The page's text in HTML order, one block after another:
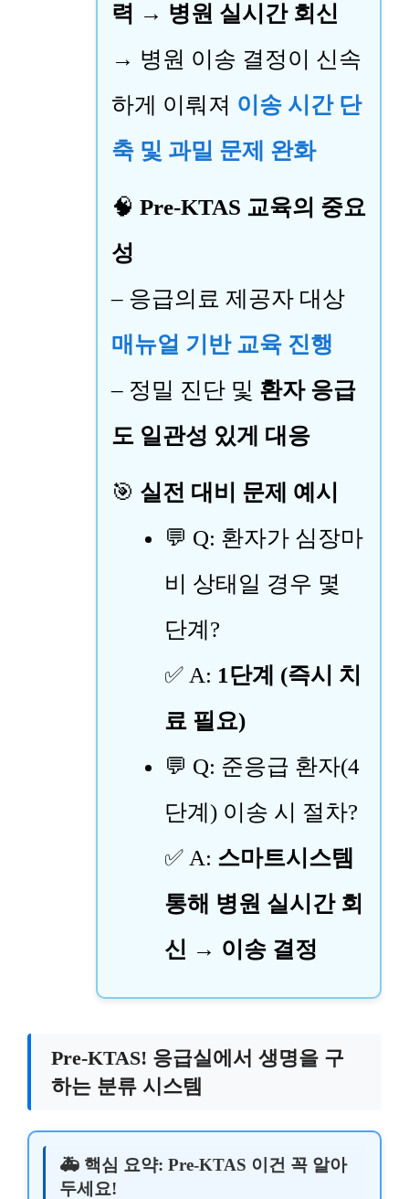
력 → 병원 실시간 회신
→ 병원 이송 결정이 신속
하게 이뤄져 이송 시간 단
축 및 과밀 문제 완화
🧠 Pre-KTAS 교육의 중요
성
– 응급의료 제공자 대상
매뉴얼 기반 교육 진행
– 정밀 진단 및 환자 응급
도 일관성 있게 대응
🎯 실전 대비 문제 예시
💬 Q: 환자가 심장마
비 상태일 경우 몇
단계?
✅ A: 1단계 (즉시 치
료 필요)
💬 Q: 준응급 환자(4
단계) 이송 시 절차?
✅ A: 스마트시스템
통해 병원 실시간 회
신 → 이송 결정
Pre-KTAS! 응급실에서 생명을 구
하는 분류 시스템
🚑 핵심 요약: Pre-KTAS 이건 꼭 알아
두세요!